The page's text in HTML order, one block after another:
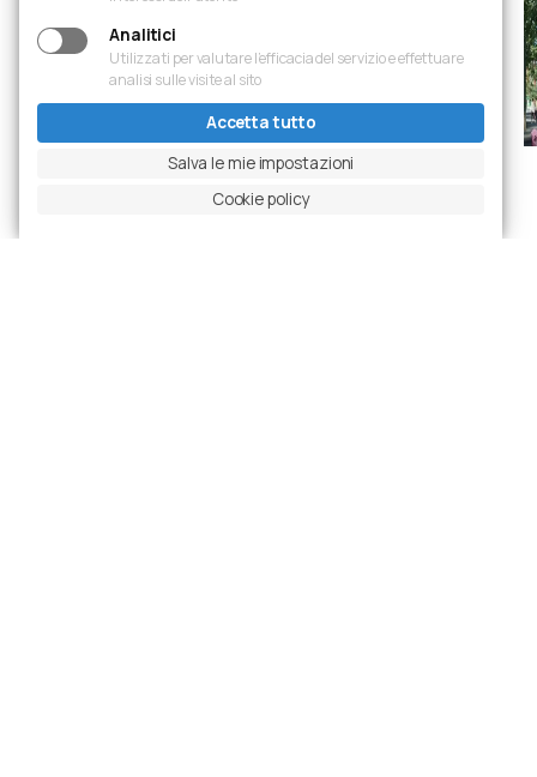
Metti in pausa carosello
Slide successiva
Ingrandisci foto
Analitici
Utilizzati per valutare l’efficacia del servizio e effettuare
analisi sulle visite al sito
Accetta tutto
Salva le mie impostazioni
Cookie policy